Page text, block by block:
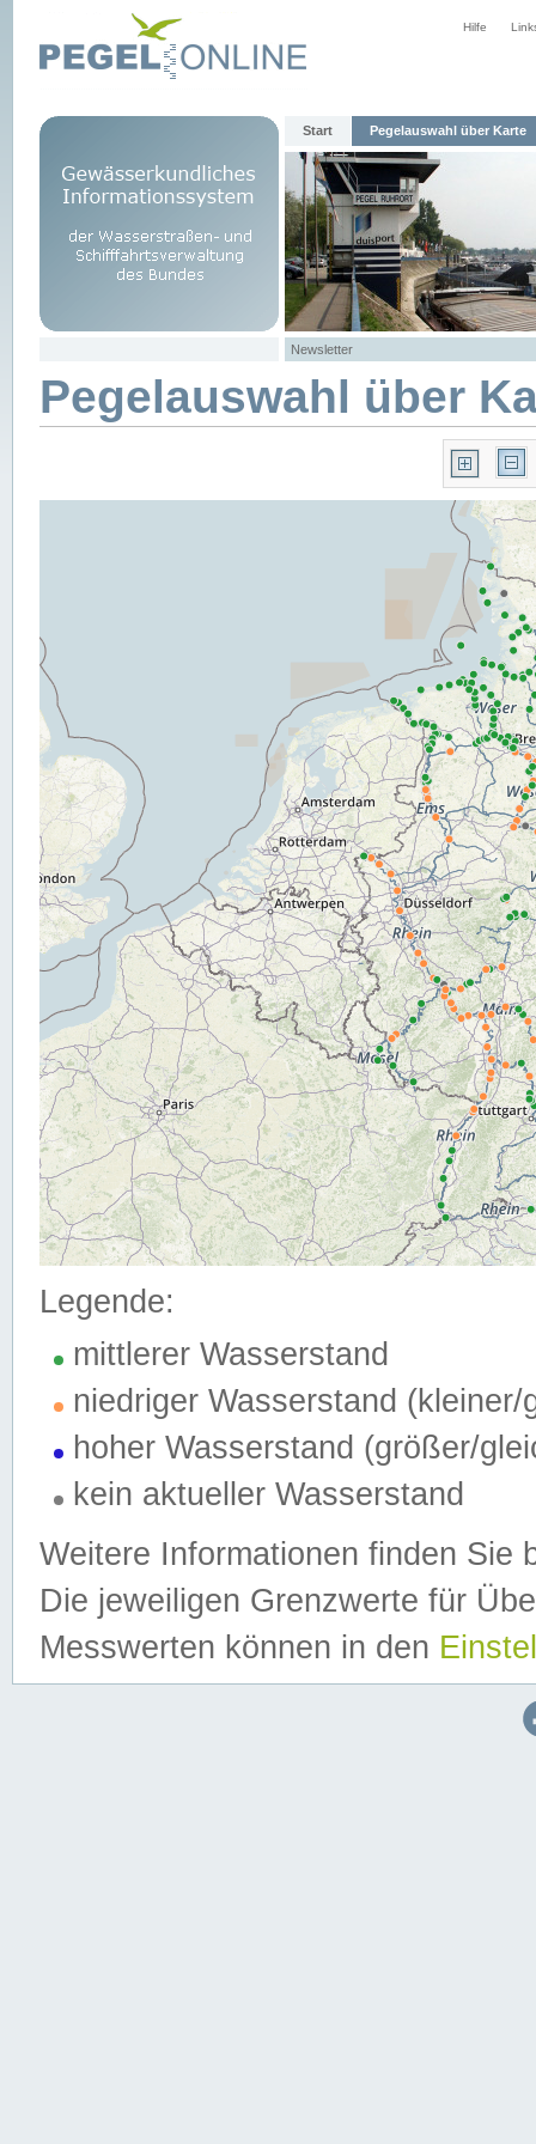
Hilfe
Start Pegelauswahl über Karte
Newsletter
Pegelauswahl über
Legende:
mittlerer Wasserstand
niedriger Wasserstand (kleiner/
hoher Wasserstand (größer/
kein aktueller Wasserstand
Weitere Informationen finden Sie
Die jeweiligen Grenzwerte für
Messwerten können in den